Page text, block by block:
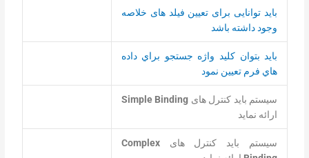
باید توانایی برای تعیین فیلد های خلاصه
وجود داشته باشد
بايد بتوان كليد واژه جستجو براي داده
هاي فرم تعيين نمود
سیستم باید کنترل های Simple Binding
ارائه نماید
سیستم باید کنترل هایComplex